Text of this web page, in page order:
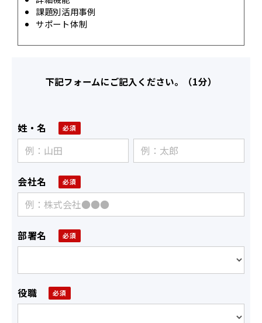
課題別活用事例
サポート体制
下記フォームにご記入ください。（1分）
姓・名
会社名
部署名
役職